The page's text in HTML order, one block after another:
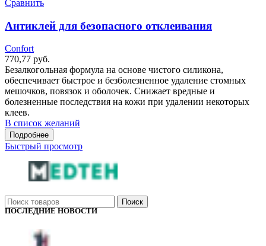
Сравнить
Антиклей для безопасного отклеивания
Confort
770,77 руб.
Безалкогольная формула на основе чистого силикона,
обеспечивает быстрое и безболезненное удаление стомных
мешочков, повязок и оболочек. Снижает вредные и
болезненные последствия на кожи при удалении некоторых
клеев.
В список желаний
Подробнее
Быстрый просмотр
Поиск
ПОСЛЕДНИЕ НОВОСТИ